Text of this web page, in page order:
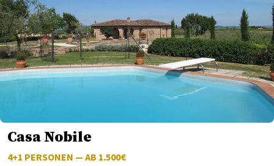
Casa Nobile
4+1 PERSONEN — AB 1.500€